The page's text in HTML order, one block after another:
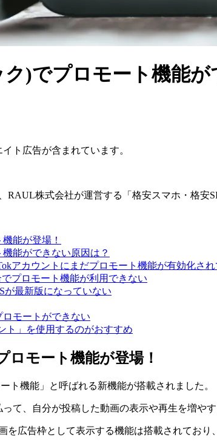
)でプロモート機能が
ト広告が含まれています。
RAUL株式会社が運営する「格安スマホ・格安
能が登場！
能ができない原因は？
アカウントにまだプロモート機能が有効化さ
プロモート機能が利用できない
が最新版になっていない
モートができない
ト」を使用するのがおすすめ
モート機能が登場！
ト機能」と呼ばれる新機能が搭載されました。
て、自分が投稿した動画の表示や再生を増や
を広告枠として表示する機能は搭載されており